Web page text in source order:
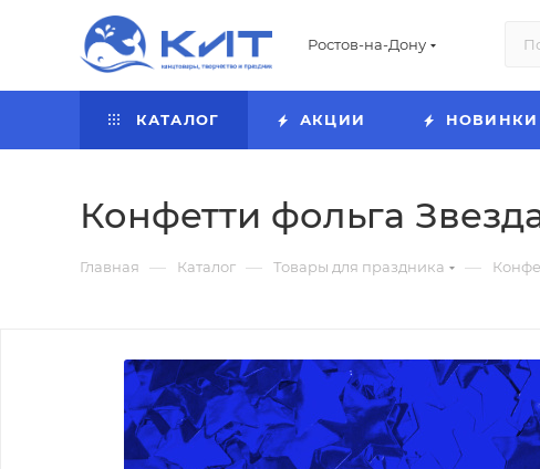
Ростов-на-Дону
КАТАЛОГ АКЦИИ НОВИНКИ
Конфетти фольга
Главная — Каталог — Товары для праздника —